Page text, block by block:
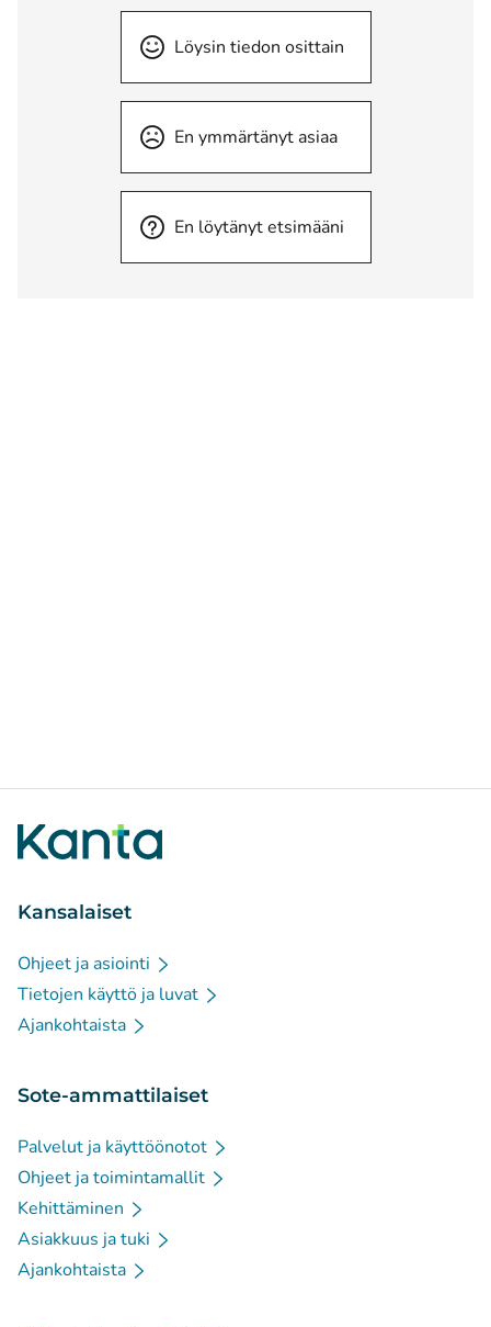
Löysin tiedon osittain
En ymmärtänyt asiaa
En löytänyt etsimääni
Kansalaiset
Ohjeet ja asiointi
Tietojen käyttö ja luvat
Ajankohtaista
Sote-ammattilaiset
Palvelut ja käyttöönotot
Ohjeet ja toimintamallit
Kehittäminen
Asiakkuus ja tuki
Ajankohtaista